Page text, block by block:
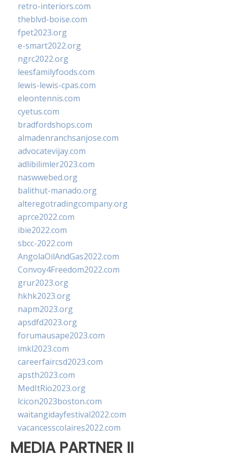
retro-interiors.com
theblvd-boise.com
fpet2023.org
e-smart2022.org
ngrc2022.org
leesfamilyfoods.com
lewis-lewis-cpas.com
eleontennis.com
cyetus.com
bradfordshops.com
almadenranchsanjose.com
advocatevijay.com
adlibilimler2023.com
naswwebed.org
balithut-manado.org
alteregotradingcompany.org
aprce2022.com
ibie2022.com
sbcc-2022.com
AngolaOilAndGas2022.com
Convoy4Freedom2022.com
grur2023.org
hkhk2023.org
napm2023.org
apsdfd2023.org
forumausape2023.com
imkl2023.com
careerfaircsd2023.com
apsth2023.com
MedItRio2023.org
lcicon2023boston.com
waitangidayfestival2022.com
vacancesscolaires2022.com
MEDIA PARTNER II